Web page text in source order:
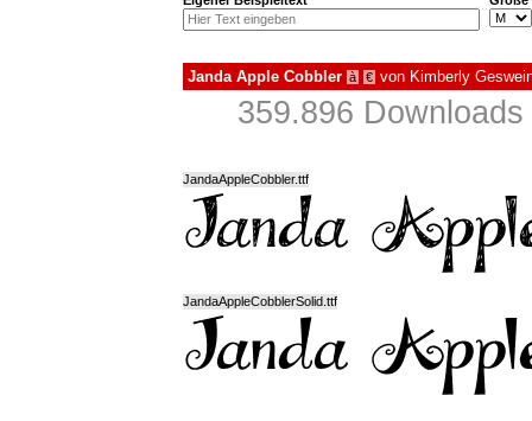
Janda Apple Cobbler à € von Kimberly
359.896
JandaAppleCobbler.ttf
JandaAppleCobblerSolid.ttf